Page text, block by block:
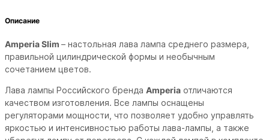
Описание
Amperia Slim – настольная лава лампа среднего размера,
правильной цилиндрической формы и необычным
сочетанием цветов.
Лава лампы Российского бренда Amperia отличаются
качеством изготовления. Все лампы оснащены
регуляторами мощности, что позволяет удобно управлять
яркостью и интенсивностью работы лава-лампы, а также